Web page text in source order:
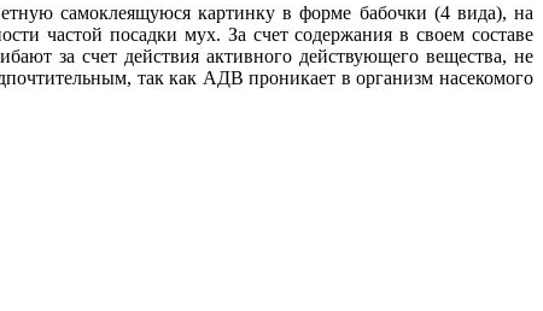
самоклеящуюся картинку в форме бабочки (4 вида), на
частой посадки мух. За счет содержания в своем составе
за счет действия активного действующего вещества, не
так как АДВ проникает в организм насекомого